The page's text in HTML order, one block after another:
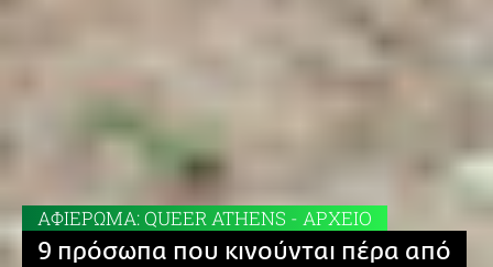
ΑΦΙΕΡΩΜΑ: QUEER ATHENS - ΑΡΧΕΙΟ
9 πρόσωπα που κινούνται πέρα από